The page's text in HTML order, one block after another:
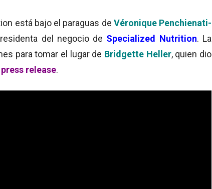
está bajo el paraguas de Véronique Penchienati-
del negocio de Specialized Nutrition. La
para tomar el lugar de Bridgette Heller, quien dio
release.